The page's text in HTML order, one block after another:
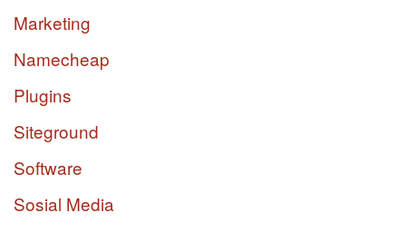
Marketing
Namecheap
Plugins
Siteground
Software
Sosial Media